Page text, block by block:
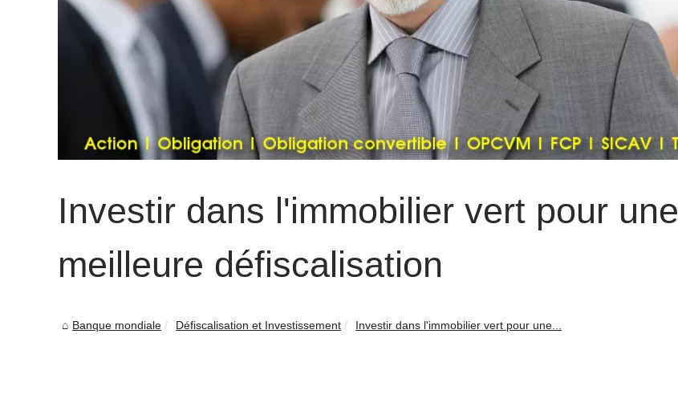
Investir dans l'immobilier vert pour une
meilleure défiscalisation
Banque mondiale Défiscalisation et Investissement Investir dans l'immobilier vert pour une...